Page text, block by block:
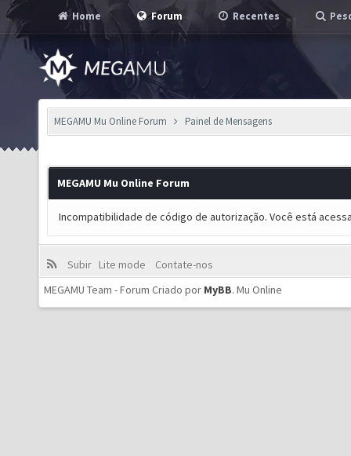
Home Forum Recentes
MEGAMU Mu Online Forum Painel de Mensagens
MEGAMU Mu Online Forum
Incompatibilidade de código de autorização. Você está
Subir Lite mode
Contate-nos
MEGAMU Team - Forum Criado por MyBB. Mu Online